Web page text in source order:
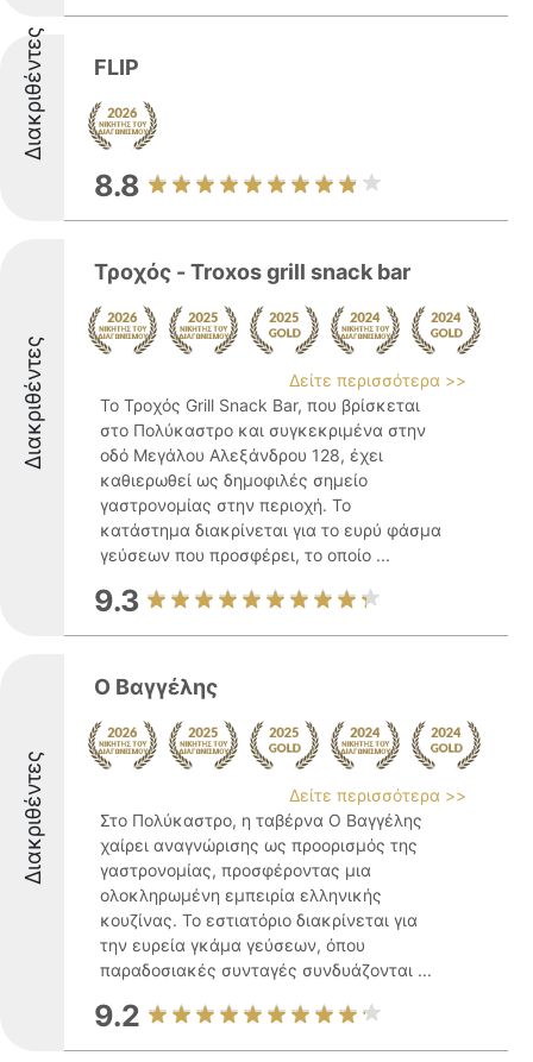
Διακριθέντες FLIP
8.8
Διακριθέντες
Τροχός - Troxos grill snack bar
Δείτε περισσότερα >>
Το Τροχός Grill Snack Bar, που βρίσκεται
στο Πολύκαστρο και συγκεκριμένα στην
οδό Μεγάλου Αλεξάνδρου 128, έχει
καθιερωθεί ως δημοφιλές σημείο
γαστρονομίας στην περιοχή. Το
κατάστημα διακρίνεται για το ευρύ φάσμα
γεύσεων που προσφέρει, το οποίο ...
9.3
Διακριθέντες
Ο Βαγγέλης
Δείτε περισσότερα >>
Στο Πολύκαστρο, η ταβέρνα Ο Βαγγέλης
χαίρει αναγνώρισης ως προορισμός της
γαστρονομίας, προσφέροντας μια
ολοκληρωμένη εμπειρία ελληνικής
κουζίνας. Το εστιατόριο διακρίνεται για
την ευρεία γκάμα γεύσεων, όπου
παραδοσιακές συνταγές συνδυάζονται ...
9.2